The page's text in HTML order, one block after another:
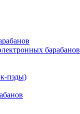
барабанов
пэды)